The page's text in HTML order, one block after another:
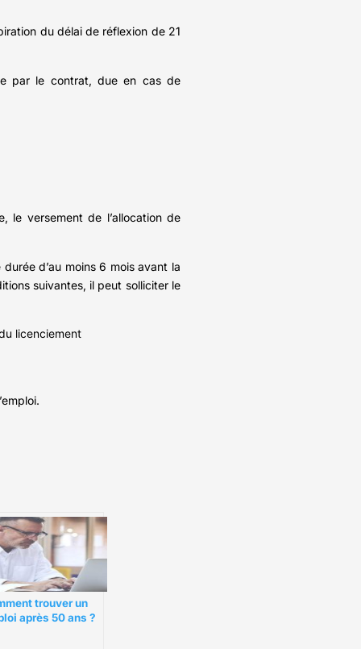
du délai de réflexion de 21
par le contrat, due en cas de
le versement de l’allocation de
d’au moins 6 mois avant la
suivantes, il peut solliciter le
licenciement
trouver un
après 50 ans ?